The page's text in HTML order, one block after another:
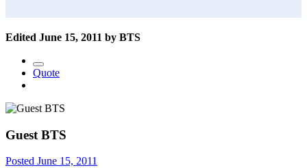
Edited June 15, 2011 by BTS
Quote
Guest BTS
Posted June 15, 2011